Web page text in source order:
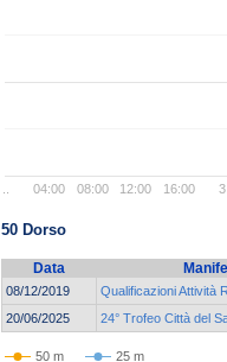
04:00 08:00 12:00 16:00
50 Dorso
Data
08/12/2019
Qualificazioni Attività
20/06/2025
24° Trofeo Città del
50 m 25 m